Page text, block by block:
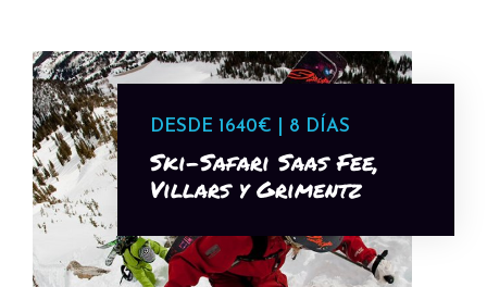
DESDE 1640€ | 8 DÍAS
Ski-Safari Saas Fee,
Villars y Grimentz